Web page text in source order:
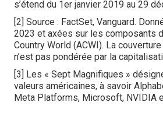
s’étend du 1er janvier 2019 au 29
[2] Source : FactSet, Vanguard.
2023 et axées sur les composants
Country World (ACWI). La
n’est pas pondérée par la
[3] Les « Sept Magnifiques »
valeurs américaines, à savoir
Meta Platforms, Microsoft, NVIDIA